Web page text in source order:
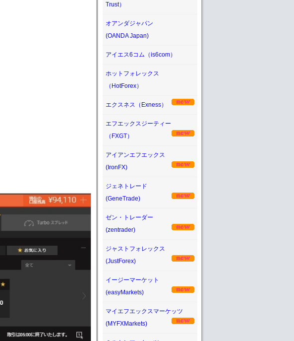
Trust）
オアンダジャパン
(OANDA Japan)
アイエス6コム（is6com）
ホットフォレックス
（HotForex）
エクスネス（Exness）
エフエックスジーティー
（FXGT）
アイアンエフエックス
(IronFX)
ジェネトレード
(GeneTrade)
ゼン・トレーダー
(zentrader)
ジャストフォレックス
(JustForex)
イージーマーケット
(easyMarkets)
マイエフエックスマーケッツ
(MYFXMarkets)